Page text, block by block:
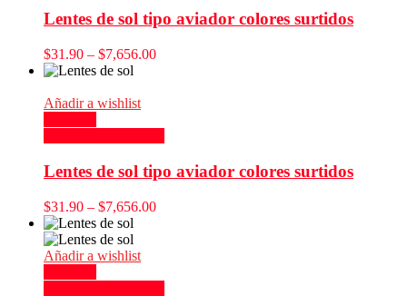
Lentes de sol tipo aviador colores surtidos
$31.90 – $7,656.00
Añadir a wishlist
Lentes de sol tipo aviador colores surtidos
$31.90 – $7,656.00
Añadir a wishlist